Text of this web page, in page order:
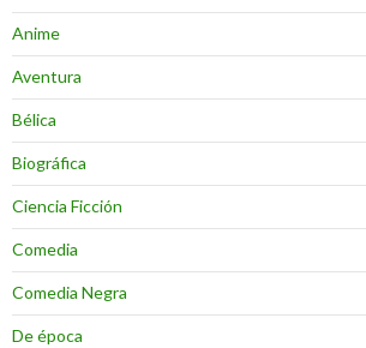
Anime
Aventura
Bélica
Biográfica
Ciencia Ficción
Comedia
Comedia Negra
De época